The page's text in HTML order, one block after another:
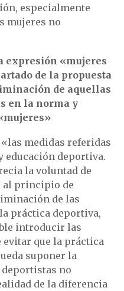
especialmente
mujeres no
expresión «mujeres
de la propuesta
de aquellas
en la norma y
medidas referidas
educación deportiva.
la voluntad de
al principio de
de las
práctica deportiva,
introducir las
evitar que la práctica
suponer la
no
de la diferencia